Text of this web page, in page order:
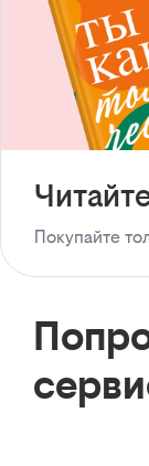
Покупайте